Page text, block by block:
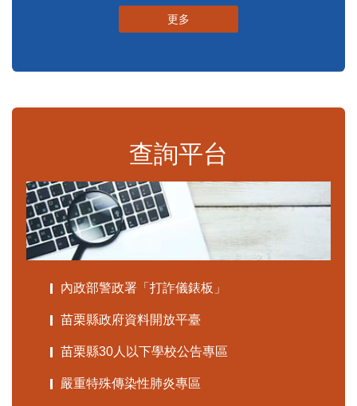
更多
查詢平台
內政部警政署「打詐儀錶板」
苗栗縣政府資料開放平臺
苗栗縣30人以下學校公告專區
嚴重特殊傳染性肺炎專區